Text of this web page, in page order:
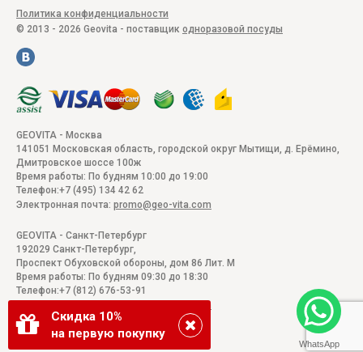
Скидка 10%
на первую покупку
Политика конфиденциальности
© 2013 - 2026 Geovita - поставщик одноразовой посуды
GEOVITA - Москва
141051
Московская область, городской округ Мытищи, д. Ерёмино,
Дмитровское шоссе 100ж
Время работы: По будням 10:00 до 19:00
Телефон:+7 (495) 134 42 62
Электронная почта: promo@geo-vita.com
GEOVITA - Санкт-Петербург
192029 Санкт-Петербург,
Проспект Обуховской обороны, дом 86 Лит. М
Время работы: По будням 09:30 до 18:30
Телефон:+7 (812) 676-53-91
promo@geo-vita.com
WhatsApp